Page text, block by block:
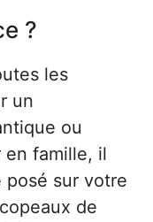
?
les
un
ou
en famille, il
posé sur votre
de